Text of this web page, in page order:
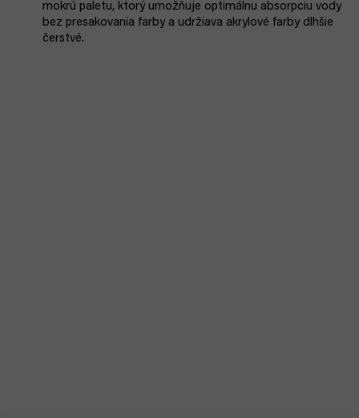
mokrú paletu, ktorý umožňuje optimálnu absorpciu vody
bez presakovania farby a udržiava akrylové farby dlhšie
čerstvé.